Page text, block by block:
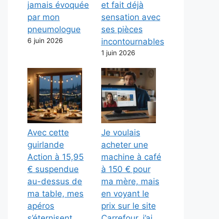
jamais évoquée
par mon
pneumologue
6 juin 2026
et fait déjà
sensation avec
ses pièces
incontournables
1 juin 2026
Avec cette
guirlande
Action à 15,95
€ suspendue
au-dessus de
ma table, mes
apéros
Je voulais
acheter une
machine à café
à 150 € pour
ma mère, mais
en voyant le
prix sur le site